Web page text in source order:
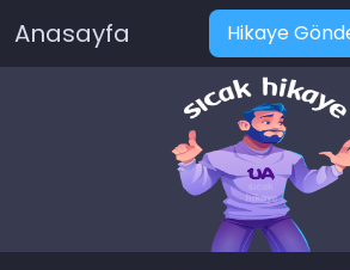
Anasayfa Hikaye